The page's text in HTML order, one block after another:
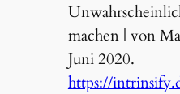
machen | von
Juni 2020.
https://